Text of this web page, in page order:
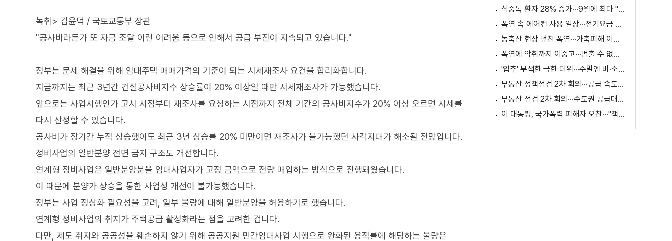
녹취> 김윤덕 / 국토교통부 장관
"공사비라든가 또 자금 조달 이런 어려움 등으로 인해서 공급 부진이 지속되고 있습니다."
정부는 문제 해결을 위해 임대주택 매매가격의 기준이 되는 시세재조사 요건을 합리화합니다.
지금까지는 최근 3년간 건설공사비지수 상승률이 20% 이상일 때만 시세재조사가 가능했습니다.
앞으로는 사업시행인가 고시 시점부터 재조사를 요청하는 시점까지 전체 기간의 공사비지수가 20% 이상 오르면 시세를
다시 산정할 수 있습니다.
공사비가 장기간 누적 상승했어도 최근 3년 상승률 20% 미만이면 재조사가 불가능했던 사각지대가 해소될 전망입니다.
정비사업의 일반분양 전면 금지 구조도 개선합니다.
연계형 정비사업은 일반분양분을 임대사업자가 고정 금액으로 전량 매입하는 방식으로 진행돼왔습니다.
이 때문에 분양가 상승을 통한 사업성 개선이 불가능했습니다.
정부는 사업 정상화 필요성을 고려, 일부 물량에 대해 일반분양을 허용하기로 했습니다.
연계형 정비사업의 취지가 주택공급 활성화라는 점을 고려한 겁니다.
다만, 제도 취지와 공공성을 훼손하지 않기 위해 공공지원 민간임대사업 시행으로 완화된 용적률에 해당하는 물량은
식중독 환자 28% 증가···9월에 최다 "입추 방심 금물"
폭염 속 에어컨 사용 일상···전기요금 줄이려면?
농축산 현장 덮친 폭염···가축피해 이틀 새 28만 마리↑
폭염에 악취까지 이중고···멈출 수 없는 필수노동
'입추' 무색한 극한 더위···주말엔 비·소나기
부동산 정책점검 2차 회의···공급 속도전 본격화하나
부동산 점검 2차 회의···수도권 공급대책 논의
이 대통령, 국가폭력 피해자 오찬···"책임지고 치유"